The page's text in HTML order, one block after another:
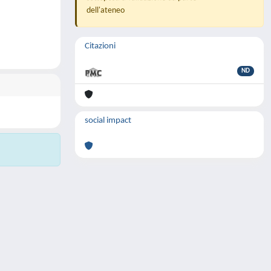
dell'ateneo
Citazioni
ND
social impact